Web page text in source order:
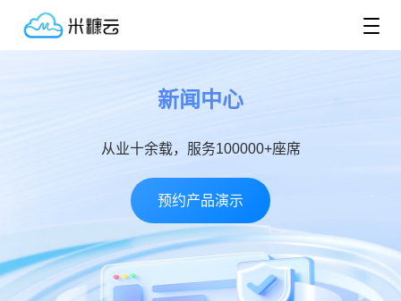
新闻中心
从业十余载，服务100000+座席
预约产品演示